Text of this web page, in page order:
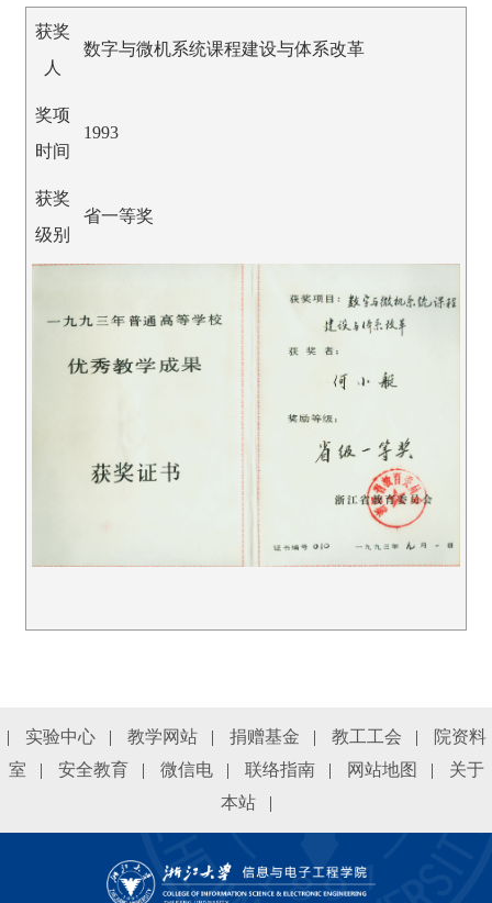
获奖
人
数字与微机系统课程建设与体系改革
奖项
时间
1993
获奖
级别
省一等奖
| 实验中心 | 教学网站 | 捐赠基金 | 教工工会 |
院资料
室
| 安全教育 | 微信电 | 联络指南 | 网站地图 |
关于
本站
|